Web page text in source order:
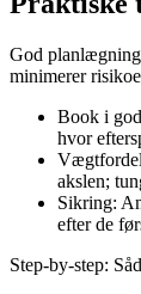
God
minimerer
Book i
hvor
akslen;
Sikring:
efter de
Step‑by‑step: